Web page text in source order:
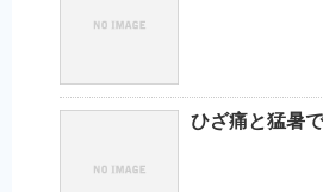
ひざ痛と猛暑